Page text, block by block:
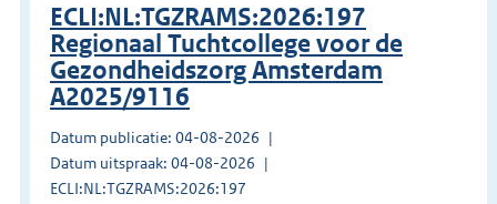
ECLI:NL:TGZRAMS:2026:197
Regionaal Tuchtcollege voor de
Gezondheidszorg Amsterdam
A2025/9116
Datum publicatie: 04-08-2026
Datum uitspraak: 04-08-2026
ECLI:NL:TGZRAMS:2026:197